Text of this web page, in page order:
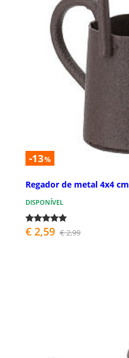
-13%
Regador de metal 4x4
DISPONÍVEL
€ 2,59 € 2,99